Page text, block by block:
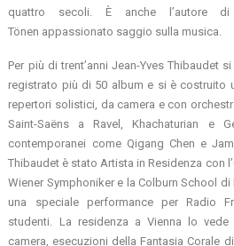
quattro secoli. È anche l’autore
Tönen appassionato saggio sulla musica.
Per più di trent’anni Jean-Yves Thibaudet
registrato più di 50 album e si è costruito
repertori solistici, da camera e con
Saint-Saëns a Ravel, Khachaturian e
contemporanei come Qigang Chen e
Thibaudet è stato Artista in Residenza con
Wiener Symphoniker e la Colburn School
una speciale performance per Radio
studenti. La residenza a Vienna lo
camera, esecuzioni della Fantasia Corale